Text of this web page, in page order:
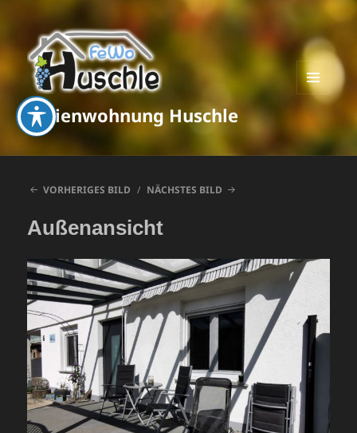
Ferienwohnung Huschle
MENÜ
UND
WIDGETS
VORHERIGES BILD NÄCHSTES BILD
Außenansicht